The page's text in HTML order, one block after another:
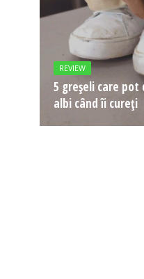
REVIEW
5 greșeli care
albi când îi cureți